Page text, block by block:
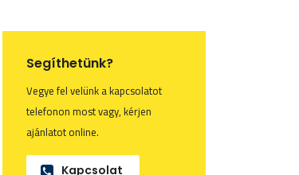
Segíthetünk?
Vegye fel velünk a kapcsolatot
telefonon most vagy, kérjen
ajánlatot online.
Kapcsolat